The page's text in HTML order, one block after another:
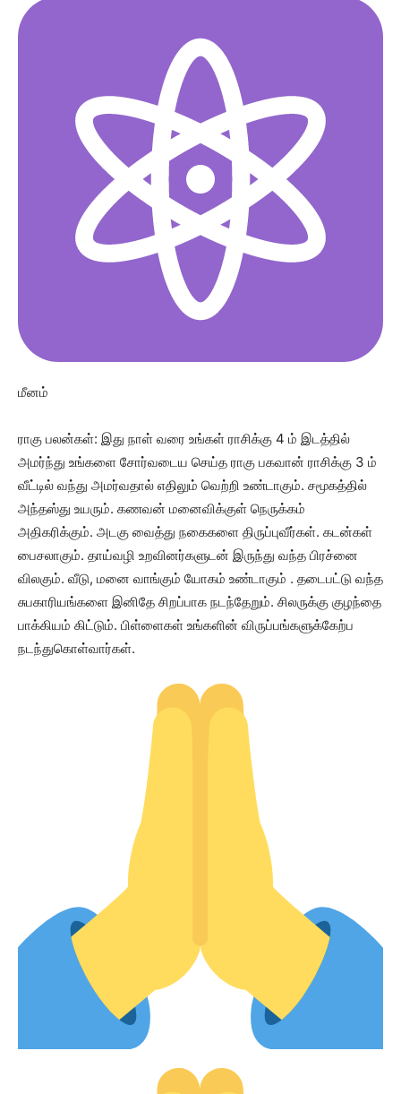
மீனம்
ராகு பலன்கள்: இது நாள் வரை உங்கள் ராசிக்கு 4 ம் இடத்தில்
அமர்ந்து உங்களை சோர்வடைய செய்த ராகு பகவான் ராசிக்கு 3 ம்
வீட்டில் வந்து அமர்வதால் எதிலும் வெற்றி உண்டாகும். சமூகத்தில்
அந்தஸ்து உயரும். கணவன் மனைவிக்குள் நெருக்கம்
அதிகரிக்கும். அடகு வைத்து நகைகளை திருப்புவீர்கள். கடன்கள்
பைசலாகும். தாய்வழி உறவினர்களுடன் இருந்து வந்த பிரச்னை
விலகும். வீடு, மனை வாங்கும் யோகம் உண்டாகும் . தடைபட்டு வந்த
சுபகாரியங்களை இனிதே சிறப்பாக நடந்தேறும். சிலருக்கு குழந்தை
பாக்கியம் கிட்டும். பிள்ளைகள் உங்களின் விருப்பங்களுக்கேற்ப
நடந்துகொள்வார்கள்.